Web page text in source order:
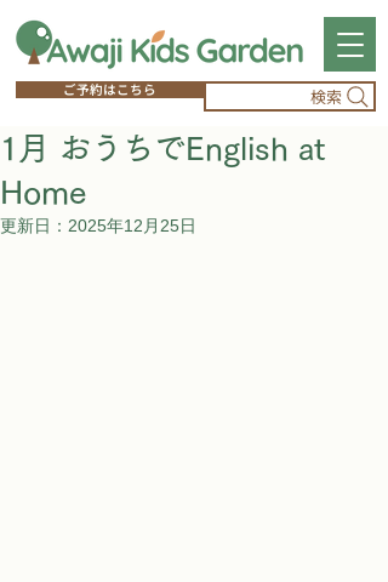
ご予約はこちら 検索
1月 おうちでEnglish at
Home
更新日： 2025年12月25日